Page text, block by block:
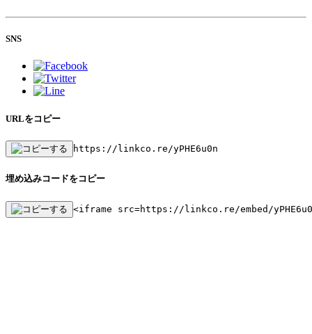
SNS
URLをコピー
https://linkco.re/yPHE6u0n
埋め込みコードをコピー
<iframe src=https://linkco.re/embed/